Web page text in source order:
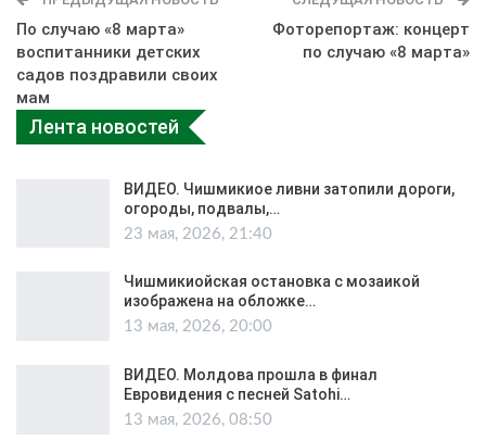
По случаю «8 марта»
воспитанники детских
садов поздравили своих
мам
Фоторепортаж: концерт
по случаю «8 марта»
Лента новостей
ВИДЕО. Чишмикиое ливни затопили дороги,
огороды, подвалы,…
23 мая, 2026, 21:40
Чишмикиойская остановка с мозаикой
изображена на обложке…
13 мая, 2026, 20:00
ВИДЕО. Молдова прошла в финал
Евровидения с песней Satohi…
13 мая, 2026, 08:50